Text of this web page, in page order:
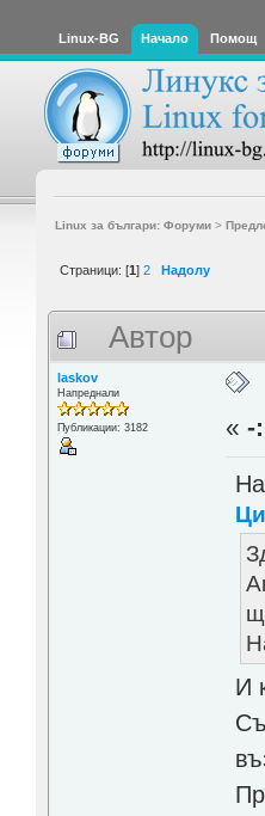
Linux-BG Начало Помощ
Linux за българи: Форуми>
Страници: [1] 2 Надолу
Автор
laskov
Напреднали
Публикации: 3182 «-:
И